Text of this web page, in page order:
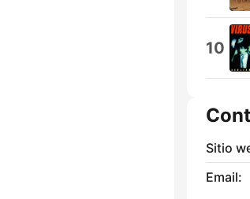
10
Sitio
Email: